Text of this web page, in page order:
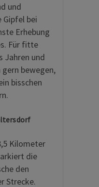
und
Gipfel bei
Erhebung
Für fitte
Jahren und
gern bewegen,
bisschen
Kilometer
die
den
Strecke.